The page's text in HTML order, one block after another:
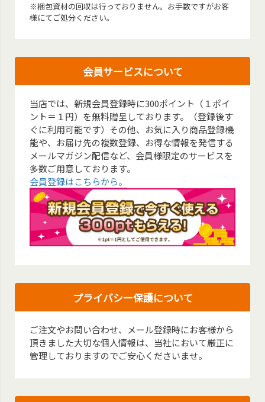
※梱包資材の回収は行っておりません。お手数ですがお客
様にてご処分ください。
会員サービスについて
当店では、新規会員登録時に300ポイント（１ポイ
ント＝１円）を無料贈呈しております。（登録後す
ぐに利用可能です）その他、お気に入り商品登録機
能や、お届け先の複数登録、お得な情報を発信する
メールマガジン配信など、会員様限定のサービスを
多数ご用意しております。
会員登録はこちらから。
プライバシー保護について
ご注文やお問い合わせ、メール登録時にお客様から
頂きました大切な個人情報は、当社において厳正に
管理しておりますのでご安心くださいませ。